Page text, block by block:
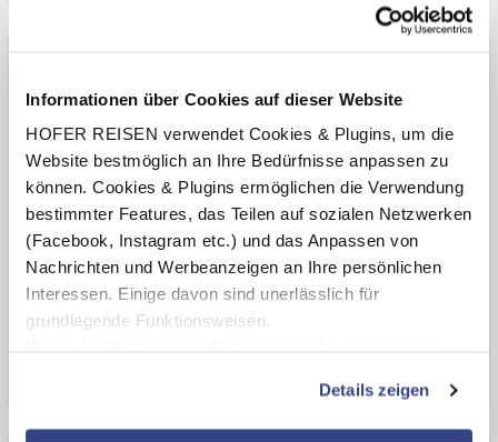
Informationen über Cookies auf dieser Website
HOFER REISEN verwendet Cookies & Plugins, um die
Website bestmöglich an Ihre Bedürfnisse anpassen zu
können. Cookies & Plugins ermöglichen die Verwendung
bestimmter Features, das Teilen auf sozialen Netzwerken
(Facebook, Instagram etc.) und das Anpassen von
Nachrichten und Werbeanzeigen an Ihre persönlichen
Interessen. Einige davon sind unerlässlich für
grundlegende Funktionsweisen.
zusätzliche Dienste bzw. Technologien von Drittanbietern
nutzen und uns sowie Dritten weitere Personalisierungen
Details zeigen
Frühstück
Aufenthalt in Unterkunft:
Mo, 02.11.26 - Do, 05.11.26 (3 Nächte)
Gesamtpreis
€ 450,-
verfügbar